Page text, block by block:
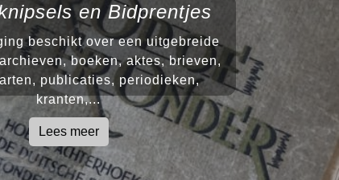
en Bidprentjes
beschikt over een uitgebreide
boeken, aktes, brieven,
publicaties, periodieken,
kranten,...
Lees meer